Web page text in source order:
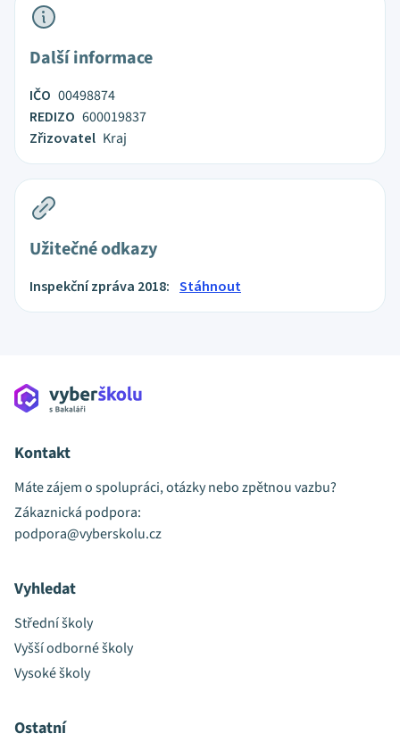
Další informace
IČO 00498874
REDIZO 600019837
Zřizovatel Kraj
Užitečné odkazy
Inspekční zpráva 2018: Stáhnout
Kontakt
Máte zájem o spolupráci, otázky nebo zpětnou vazbu?
Zákaznická podpora:
podpora@vyberskolu.cz
Vyhledat
Střední školy
Vyšší odborné školy
Vysoké školy
Ostatní